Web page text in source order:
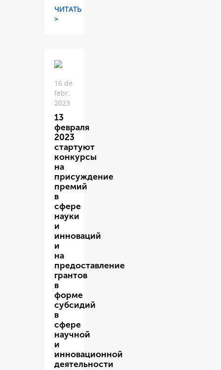
ЧИТАТЬ
>
16 de
febr.
2023
13
февраля
2023
стартуют
конкурсы
на
присуждение
премий
в
сфере
науки
и
инноваций
и
на
предоставление
грантов
в
форме
субсидий
в
сфере
научной
и
инновационной
деятельности